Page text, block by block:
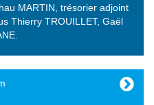
MARTIN, trésorier adjoint
Thierry TROUILLET, Gaël